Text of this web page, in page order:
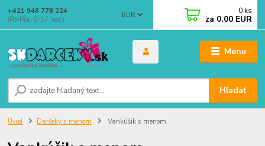
Menu
EUR
Hľadať
+421 948 776 224
(Po-Pia, 8-17 hod.)
0 ks
za 0,00 EUR
Úvod Darčeky s menom Vankúšik s menom